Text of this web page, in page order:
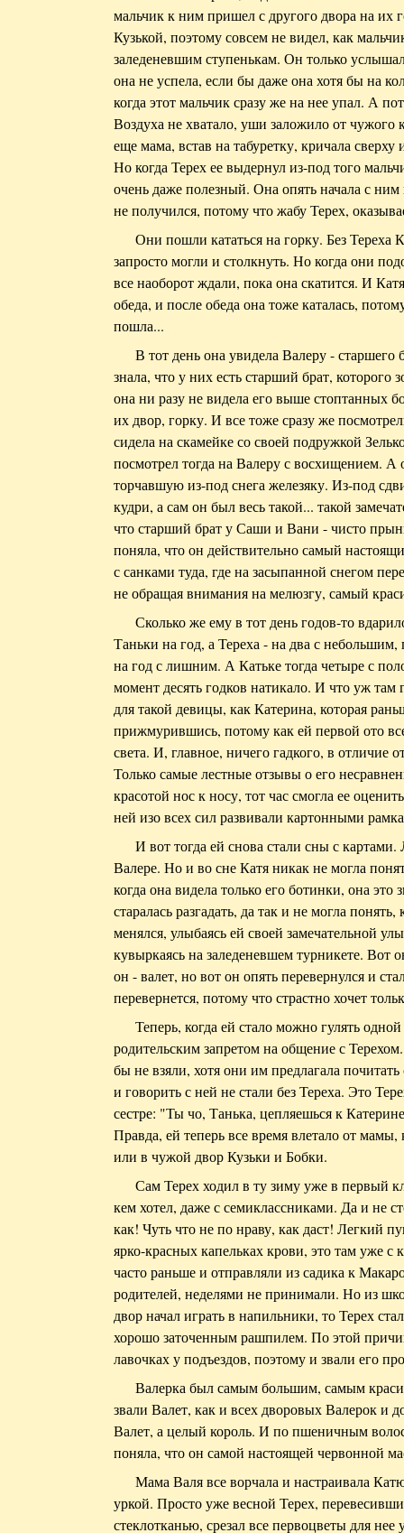
мальчик к ним пришел с другого двора на их
Кузькой, поэтому совсем не видел, как
заледеневшим ступенькам. Он только
она не успела, если бы даже она хотя бы на
когда этот мальчик сразу же на нее упал. А
Воздуха не хватало, уши заложило от
еще мама, встав на табуретку, кричала
Но когда Терех ее выдернул из-под того
очень даже полезный. Она опять начала с ним
не получился, потому что жабу Терех,
Они пошли кататься на горку. Без Тереха
запросто могли и столкнуть. Но когда они
все наоборот ждали, пока она скатится. И
обеда, и после обеда она тоже каталась,
пошла...
В тот день она увидела Валеру -
знала, что у них есть старший брат, которого
она ни разу не видела его выше стоптанных
их двор, горку. И все тоже сразу же
сидела на скамейке со своей подружкой
посмотрел тогда на Валеру с восхищением. А
торчавшую из-под снега железяку. Из-под
кудри, а сам он был весь такой... такой
что старший брат у Саши и Вани - чисто
поняла, что он действительно самый
с санками туда, где на засыпанной снегом
не обращая внимания на мелюзгу, самый
Сколько же ему в тот день годов-то
Таньки на год, а Тереха - на два с
на год с лишним. А Катьке тогда четыре с
момент десять годков натикало. И что уж
для такой девицы, как Катерина, которая
прижмурившись, потому как ей первой ото
света. И, главное, ничего гадкого, в отличие
Только самые лестные отзывы о его
красотой нос к носу, тот час смогла ее
ней изо всех сил развивали картонными
И вот тогда ей снова стали сны с
Валере. Но и во сне Катя никак не могла
когда она видела только его ботинки, она это
старалась разгадать, да так и не могла
менялся, улыбаясь ей своей замечательной
кувыркаясь на заледеневшем турникете. Вот
он - валет, но вот он опять перевернулся и
перевернется, потому что страстно хочет
Теперь, когда ей стало можно гулять
родительским запретом на общение с
бы не взяли, хотя они им предлагала
и говорить с ней не стали без Тереха. Это
сестре: "Ты чо, Танька, цепляешься к
Правда, ей теперь все время влетало от мамы,
или в чужой двор Кузьки и Бобки.
Сам Терех ходил в ту зиму уже в первый
кем хотел, даже с семиклассниками. Да и не
как! Чуть что не по нраву, как даст! Легкий
ярко-красных капельках крови, это там уже с
часто раньше и отправляли из садика к
родителей, неделями не принимали. Но из
двор начал играть в напильники, то Терех
хорошо заточенным рашпилем. По этой
лавочках у подъездов, поэтому и звали его
Валерка был самым большим, самым
звали Валет, как и всех дворовых Валерок и
Валет, а целый король. И по пшеничным
поняла, что он самой настоящей червонной
Мама Валя все ворчала и настраивала
уркой. Просто уже весной Терех,
стеклотканью, срезал все первоцветы для